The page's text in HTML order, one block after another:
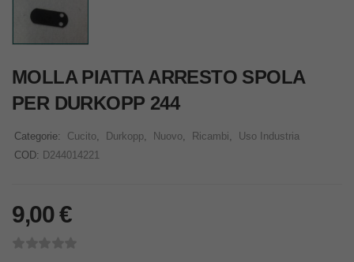
MOLLA PIATTA ARRESTO SPOLA
PER DURKOPP 244
Categorie: Cucito Durkopp Nuovo Ricambi
Uso Industria
COD: D244014221
9,00€